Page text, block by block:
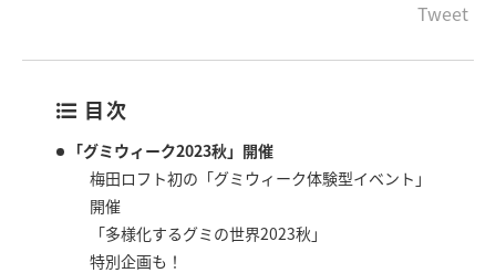
Tweet
目次
「グミウィーク2023秋」開催
梅田ロフト初の「グミウィーク体験型イベント」
開催
「多様化するグミの世界2023秋」
特別企画も！